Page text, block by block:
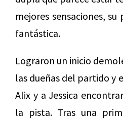
mejores sensaciones,
fantástica.
Lograron un inicio
las dueñas del partido y
Alix y a Jessica
la pista. Tras una